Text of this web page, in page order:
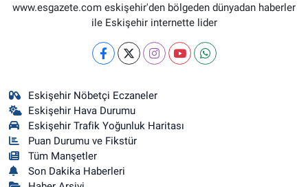
www.esgazete.com eskişehir'den bölgeden dünyadan haberler
ile Eskişehir internette lider
Eskişehir Nöbetçi Eczaneler
Eskişehir Hava Durumu
Eskişehir Trafik Yoğunluk Haritası
Puan Durumu ve Fikstür
Tüm Manşetler
Son Dakika Haberleri